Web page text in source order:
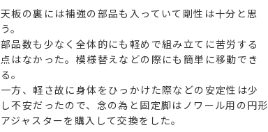
天板の裏には補強の部品も入っていて剛性は十分と思
う。
部品数も少なく全体的にも軽めで組み立てに苦労する
点はなかった。模様替えなどの際にも簡単に移動でき
る。
一方、軽さ故に身体をひっかけた際などの安定性は少
し不安だったので、念の為と固定脚はノワール用の円形
アジャスターを購入して交換をした。